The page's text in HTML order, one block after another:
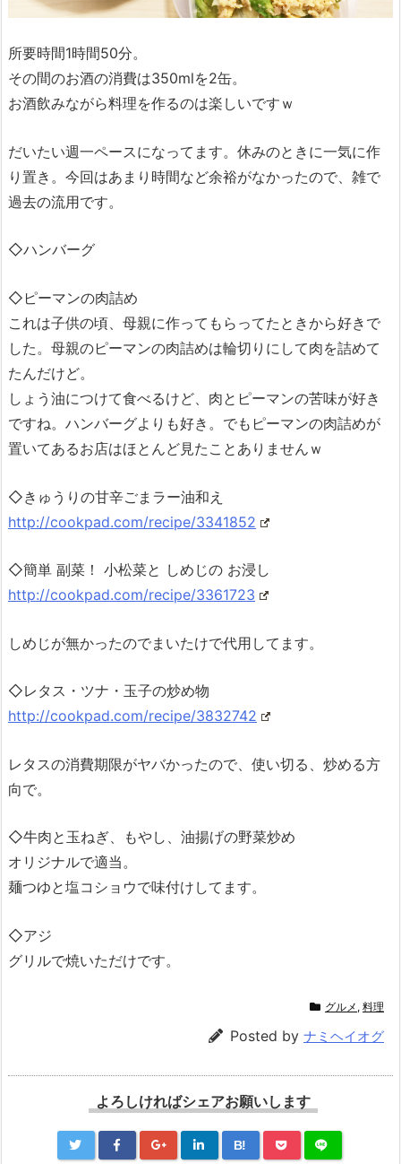
所要時間1時間50分。
その間のお酒の消費は350mlを2缶。
お酒飲みながら料理を作るのは楽しいですｗ
だいたい週一ペースになってます。休みのときに一気に作
り置き。今回はあまり時間など余裕がなかったので、雑で
過去の流用です。
◇ハンバーグ
◇ピーマンの肉詰め
これは子供の頃、母親に作ってもらってたときから好きで
した。母親のピーマンの肉詰めは輪切りにして肉を詰めて
たんだけど。
しょう油につけて食べるけど、肉とピーマンの苦味が好き
ですね。ハンバーグよりも好き。でもピーマンの肉詰めが
置いてあるお店はほとんど見たことありませんｗ
◇きゅうりの甘辛ごまラー油和え
http://cookpad.com/recipe/3341852
◇簡単 副菜！ 小松菜と しめじの お浸し
http://cookpad.com/recipe/3361723
しめじが無かったのでまいたけで代用してます。
◇レタス・ツナ・玉子の炒め物
http://cookpad.com/recipe/3832742
レタスの消費期限がヤバかったので、使い切る、炒める方
向で。
◇牛肉と玉ねぎ、もやし、油揚げの野菜炒め
オリジナルで適当。
麺つゆと塩コショウで味付けしてます。
◇アジ
グリルで焼いただけです。
グルメ , 料理
Posted by ナミヘイオグ
よろしければシェアお願いします
B!